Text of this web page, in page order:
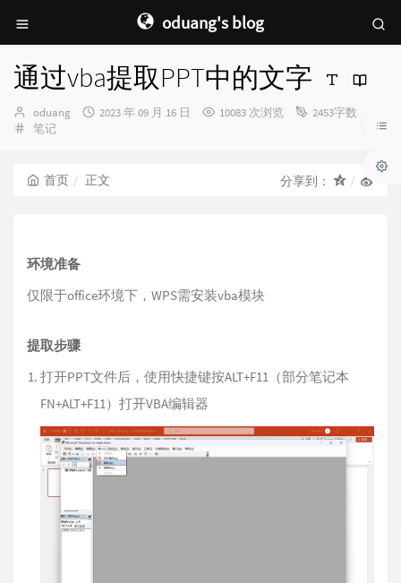
oduang's blog
通过vba提取PPT中的文字
博
主：
oduang
发
2023 年 09 月 16 日 10083 次浏览
2453字数
分
笔记
首页 正文 分享到：
环境准备
仅限于office环境下，WPS需安装vba模块
提取步骤
打开PPT文件后，使用快捷键按ALT+F11（部分笔记本
FN+ALT+F11）打开VBA编辑器